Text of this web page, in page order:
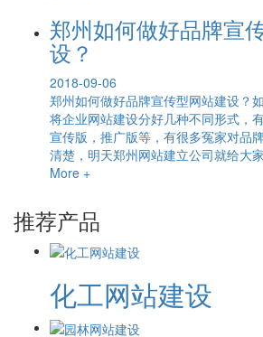
郑州如何做好品牌宣
设？
2018-09-06
郑州如何做好品牌宣传型网站建设？
将企业网站建设分好几种不同形式，
宣传版，推广版等，有很多冤家对品
清楚，明天郑州网站建立公司就给大
More +
推荐产品
化工网站建设